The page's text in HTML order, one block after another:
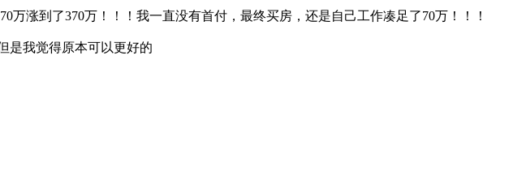
涨到了370万！！！我一直没有首付，最终买房，还是自己工作凑足了70万！！！
是我觉得原本可以更好的